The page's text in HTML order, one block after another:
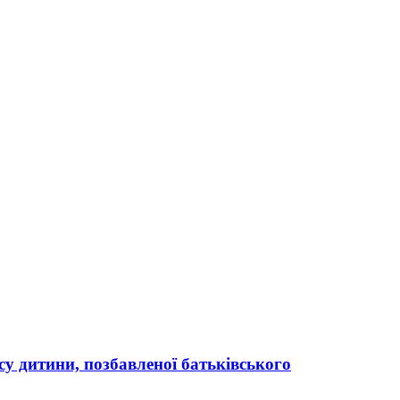
дитини, позбавленої батьківського